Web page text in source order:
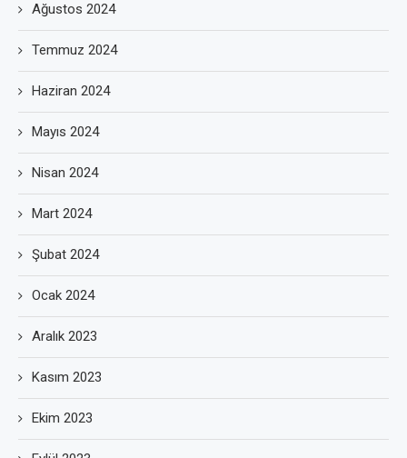
Ağustos 2024
Temmuz 2024
Haziran 2024
Mayıs 2024
Nisan 2024
Mart 2024
Şubat 2024
Ocak 2024
Aralık 2023
Kasım 2023
Ekim 2023